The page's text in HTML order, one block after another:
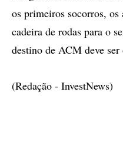
os primeiros socorros, os
cadeira de rodas para o
destino de ACM deve
(Redação - InvestNews)